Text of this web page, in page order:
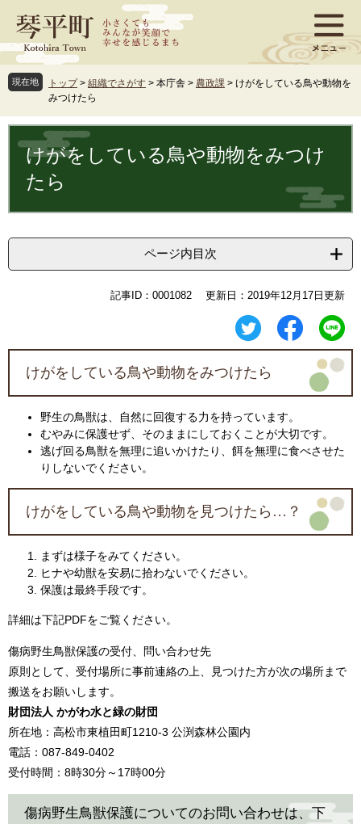
ジ
先
頭
す
ュ
を
飛
し
現在地 トップ > 組織でさがす > 本庁舎 > 農政課 > けがをしている鳥や動物を
みつけたら
文 けがをしている鳥や動物をみつけ
たら
ページ内目次
記事ID：0001082 更新日：2019年12月17日更新
けがをしている鳥や動物をみつけたら
野生の鳥獣は、自然に回復する力を持っています。
むやみに保護せず、そのままにしておくことが大切です。
逃げ回る鳥獣を無理に追いかけたり、餌を無理に食べさせた
りしないでください。
けがをしている鳥や動物を見つけたら…？
まずは様子をみてください。
ヒナや幼獣を安易に拾わないでください。
保護は最終手段です。
詳細は下記PDFをご覧ください。
傷病野生鳥獣保護の受付、問い合わせ先
原則として、受付場所に事前連絡の上、見つけた方が次の場所まで
搬送をお願いします。
財団法人​ かがわ水と緑の財団
所在地：高松市東植田町1210-3 公渕森林公園内
電話：087-849-0402
受付時間：8時30分～17時00分
傷病野生鳥獣保護についてのお問い合わせは、下